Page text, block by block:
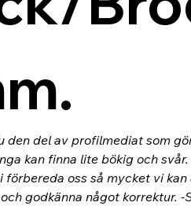
den del av profilmediat som
kan finna lite bökig och
förbereda oss så mycket vi
godkänna något korrektur.